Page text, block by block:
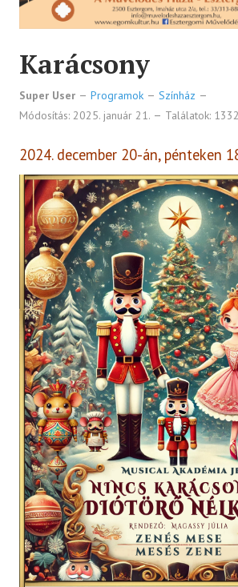
Karácsony
Super User Programok
Színház
Módosítás: 2025. január 21.
Találatok: 1332
2024. december 20-án, pénteken